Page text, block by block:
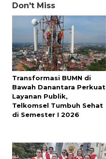
Don't Miss
Transformasi BUMN di
Bawah Danantara Perkuat
Layanan Publik,
Telkomsel Tumbuh Sehat
di Semester I 2026